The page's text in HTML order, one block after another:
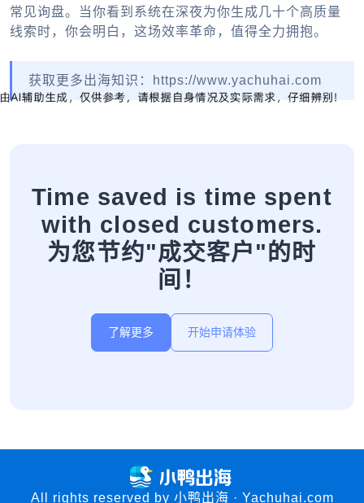
常见询盘。当你看到系统在深夜为你生成几十个高质量
线索时，你会明白，这场效率革命，值得全力拥抱。
获取更多出海知识：https://www.yachuhai.com
Time saved is time spent
with closed customers.
为您节约"成交客户"的时
间！
了解更多 开始申请体验
All rights reserved by 小鸭出海 · Yachuhai.com